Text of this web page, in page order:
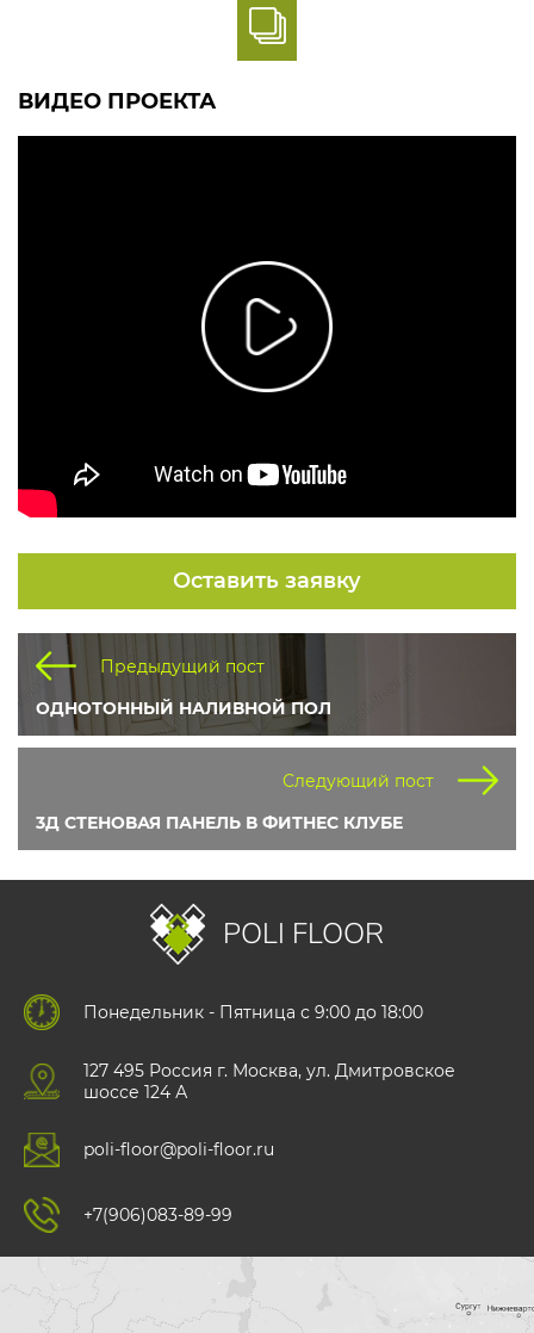
ВИДЕО ПРОЕКТА
Оставить заявку
Предыдущий пост
ОДНОТОННЫЙ НАЛИВНОЙ ПОЛ
Следующий пост
3Д СТЕНОВАЯ ПАНЕЛЬ В ФИТНЕС КЛУБЕ
POLI FLOOR
Понедельник - Пятница с 9:00 до 18:00
127 495 Роccия г. Москва, ул. Дмитровское
шоссе 124 А
poli-floor@poli-floor.ru
+7(906)083-89-99